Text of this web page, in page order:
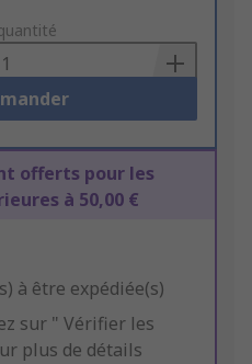
offerts pour les
à 50,00 €
à être expédiée(s)
sur " Vérifier les
plus de détails